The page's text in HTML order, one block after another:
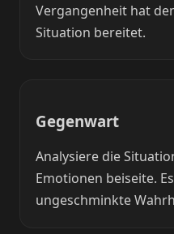
Vergangenheit hat
Situation bereitet.
Gegenwart
Analysiere die
Emotionen beiseite.
ungeschminkte